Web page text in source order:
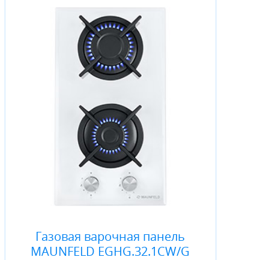
Газовая варочная панель
MAUNFELD EGHG.32.1CW/G